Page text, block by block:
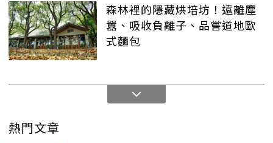
森林裡的隱藏烘培坊！遠離塵
囂、吸收負離子、品嘗道地歐
式麵包
熱門文章